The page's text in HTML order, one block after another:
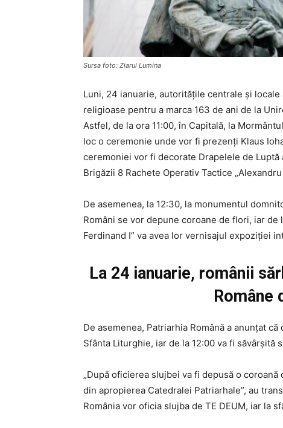
Sursa foto: Ziarul Lumina
Luni, 24 ianuarie, autoritățile centrale și
religioase pentru a marca 163 de ani de la
Astfel, de la ora 11:00, în Capitală, la
loc o ceremonie unde vor fi prezenți Klaus
ceremoniei vor fi decorate Drapelele de Luptă
Brigăzii 8 Rachete Operativ Tactice
De asemenea, la 12:30, la monumentul
Români se vor depune coroane de flori, iar de
Ferdinand I” va avea lor vernisajul expoziției
La 24 ianuarie, românii
Române
De asemenea, Patriarhia Română a anunțat
Sfânta Liturghie, iar de la 12:00 va fi săvârșită
„După oficierea slujbei va fi depusă o
din apropierea Catedralei Patriarhale”, au
România vor oficia slujba de TE DEUM, iar la